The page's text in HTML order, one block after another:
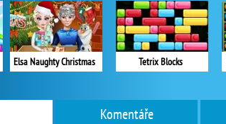
Elsa Naughty Christmas Tetrix Blocks
Komentáře